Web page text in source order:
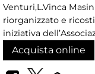
Venturi,L.Vinca
riorganizzato e
iniziativa
Acquista online